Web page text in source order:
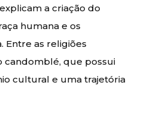
a criação do
humana e os
Entre as religiões
candomblé, que possui
cultural e uma trajetória